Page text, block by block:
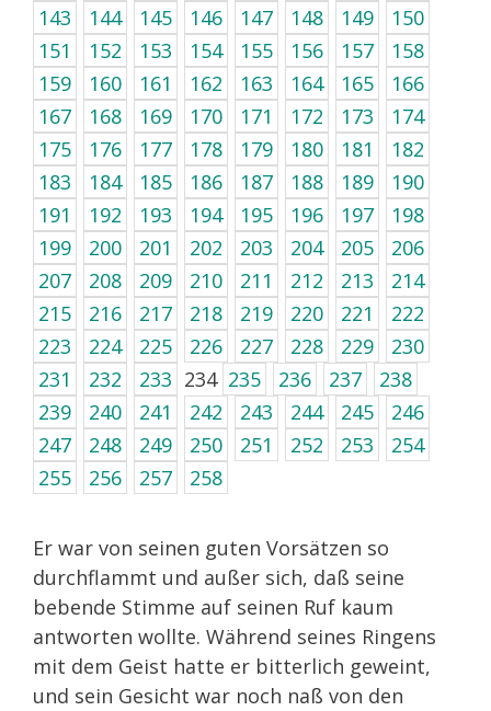
143
144 145 146 147 148 149
150
151
152 153 154 155 156 157
158
159
160 161 162 163 164 165
166
167
168 169 170 171 172 173
174
175
176 177 178 179 180 181
182
183
184 185 186 187 188 189
190
191
192 193 194 195 196 197
198
199
200 201 202 203 204 205
206
207
208 209 210 211 212 213
214
215
216 217 218 219 220 221
222
223
224 225 226 227 228 229
230
231
232 233 234 235 236 237
238
239
240 241 242 243 244 245
246
247
248 249 250 251 252 253
254
255
256 257 258
Er war von seinen guten Vorsätzen so
durchflammt und außer sich, daß seine
bebende Stimme auf seinen Ruf kaum
antworten wollte. Während seines Ringens
mit dem Geist hatte er bitterlich geweint,
und sein Gesicht war noch naß von den